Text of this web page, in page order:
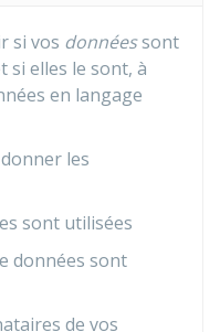
si vos donnéessont
si elles le sont, à
en langage
les
sont utilisées
données sont
de vos